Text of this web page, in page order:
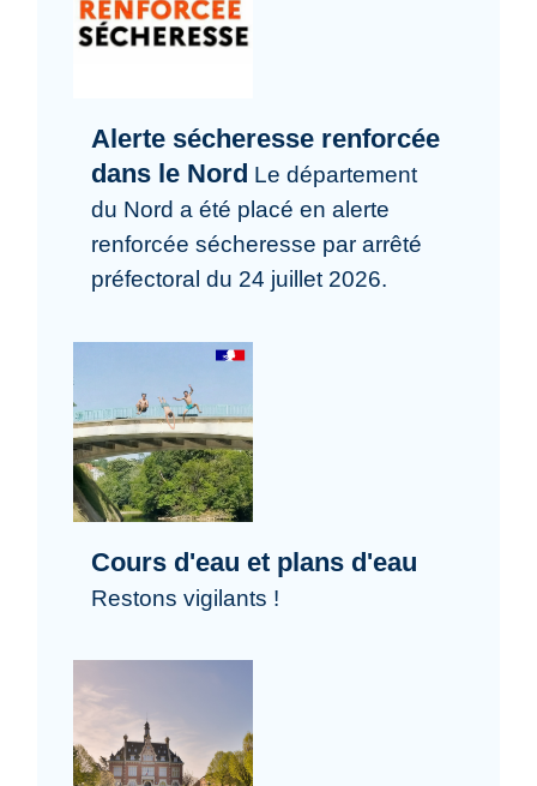
Alerte sécheresse renforcée
dans le Nord Le département
du Nord a été placé en alerte
renforcée sécheresse par arrêté
préfectoral du 24 juillet 2026.
Cours d'eau et plans d'eau
Restons vigilants !